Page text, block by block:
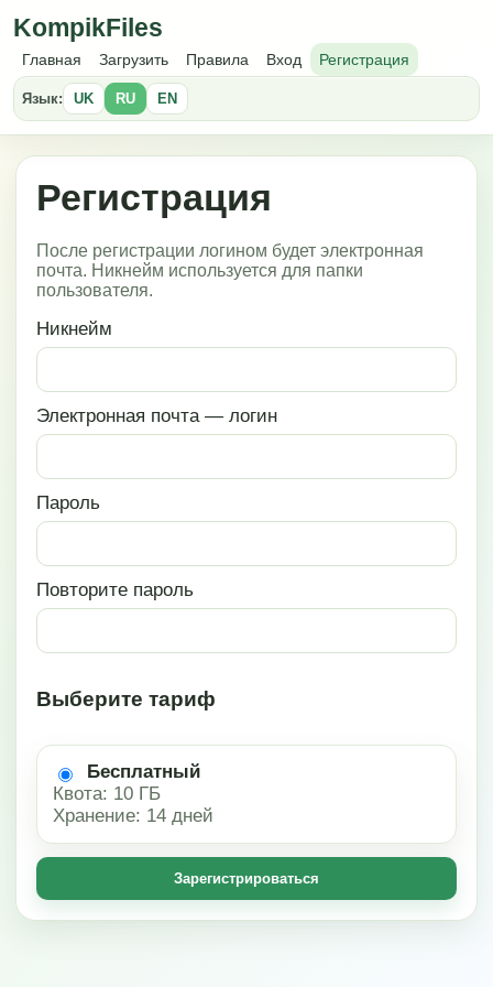
KompikFiles
Главная Загрузить Правила Вход Регистрация
Язык: UK RU EN
Регистрация
После регистрации логином будет электронная
почта. Никнейм используется для папки
пользователя.
Никнейм
Электронная почта — логин
Пароль
Повторите пароль
Выберите тариф
Бесплатный
Квота: 10 ГБ
Хранение: 14 дней
Зарегистрироваться